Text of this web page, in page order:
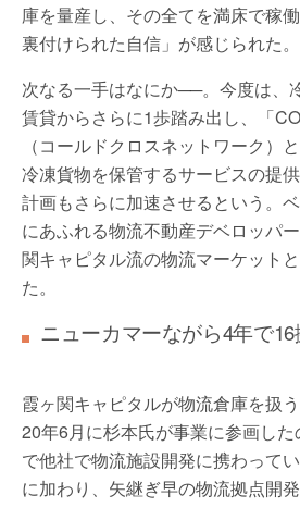
庫を量産し、その全てを満床で稼
裏付けられた自信」が感じられた。
次なる一手はなにか──。今度は、
賃貸からさらに1歩踏み出し、「
（コールドクロスネットワーク）
冷凍貨物を保管するサービスの提
計画もさらに加速させるという。
にあふれる物流不動産デベロッパ
関キャピタル流の物流マーケット
た。
ニューカマーながら4年で
霞ヶ関キャピタルが物流倉庫を扱
20年6月に杉本氏が事業に参画した
で他社で物流施設開発に携わって
に加わり、矢継ぎ早の物流拠点開発